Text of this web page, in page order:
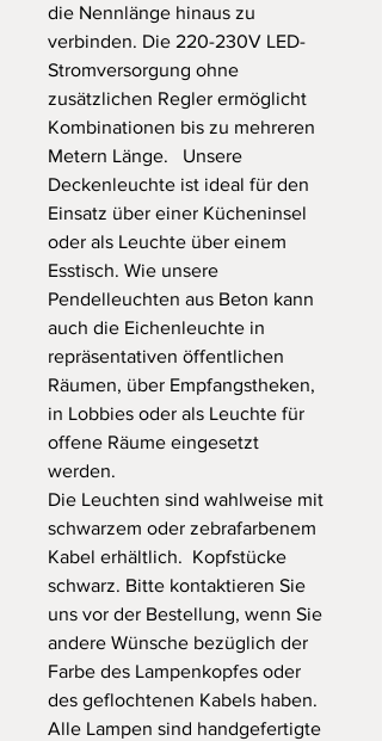
die Nennlänge hinaus zu
verbinden. Die 220-230V LED-
Stromversorgung ohne
zusätzlichen Regler ermöglicht
Kombinationen bis zu mehreren
Metern Länge. Unsere
Deckenleuchte ist ideal für den
Einsatz über einer Kücheninsel
oder als Leuchte über einem
Esstisch. Wie unsere
Pendelleuchten aus Beton kann
auch die Eichenleuchte in
repräsentativen öffentlichen
Räumen, über Empfangstheken,
in Lobbies oder als Leuchte für
offene Räume eingesetzt
werden.
Die Leuchten sind wahlweise mit
schwarzem oder zebrafarbenem
Kabel erhältlich. Kopfstücke
schwarz. Bitte kontaktieren Sie
uns vor der Bestellung, wenn Sie
andere Wünsche bezüglich der
Farbe des Lampenkopfes oder
des geflochtenen Kabels haben.
Alle Lampen sind handgefertigte